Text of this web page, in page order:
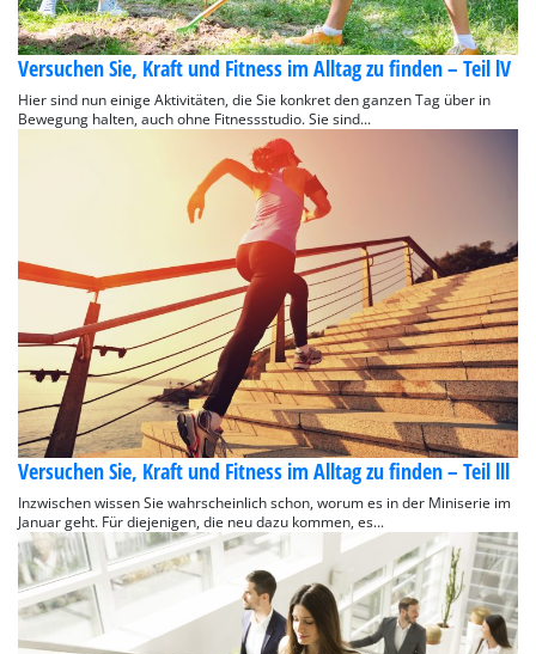
Versuchen Sie, Kraft und Fitness im Alltag zu finden – Teil lV
Hier sind nun einige Aktivitäten, die Sie konkret den ganzen Tag über in
Bewegung halten, auch ohne Fitnessstudio. Sie sind...
Versuchen Sie, Kraft und Fitness im Alltag zu finden – Teil lll
Inzwischen wissen Sie wahrscheinlich schon, worum es in der Miniserie im
Januar geht. Für diejenigen, die neu dazu kommen, es...